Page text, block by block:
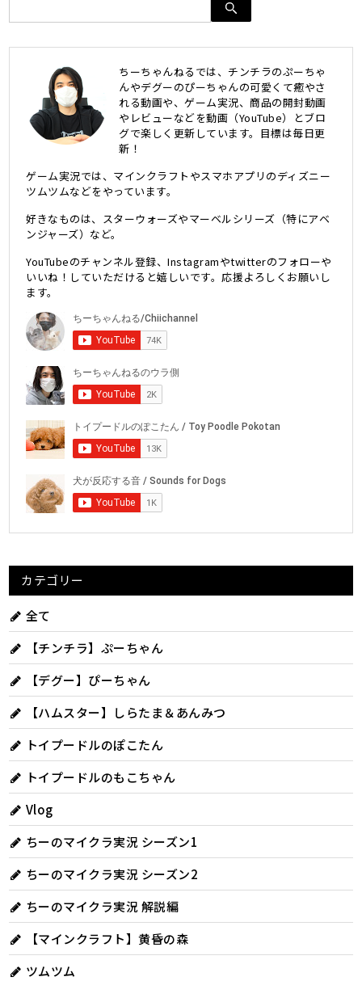
ちーちゃんねるでは、チンチラのぷーちゃ
んやデグーのぴーちゃんの可愛くて癒やさ
れる動画や、ゲーム実況、商品の開封動画
やレビューなどを動画（YouTube）とブロ
グで楽しく更新しています。目標は毎日更
新！
ゲーム実況では、マインクラフトやスマホアプリのディズニー
ツムツムなどをやっています。
好きなものは、スターウォーズやマーベルシリーズ（特にアベ
ンジャーズ）など。
YouTubeのチャンネル登録、Instagramやtwitterのフォローや
いいね！していただけると嬉しいです。応援よろしくお願いし
ます。
カテゴリー
全て
【チンチラ】ぷーちゃん
【デグー】ぴーちゃん
【ハムスター】しらたま＆あんみつ
トイプードルのぽこたん
トイプードルのもこちゃん
Vlog
ちーのマイクラ実況 シーズン1
ちーのマイクラ実況 シーズン2
ちーのマイクラ実況 解説編
【マインクラフト】黄昏の森
ツムツム